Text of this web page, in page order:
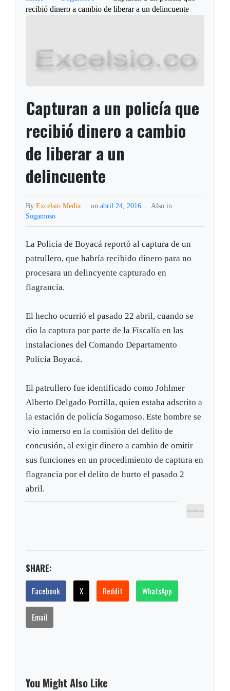
recibió dinero a cambio de liberar a un delincuente
Capturan a un policía que
recibió dinero a cambio
de liberar a un
delincuente
ByExcelsio Media on abril 24, 2016
Also in
Sogamoso
La Policía de Boyacá reportó al captura de un
patrullero, que habría recibido dinero para no
procesara un delincyente capturado en
flagrancia.
El hecho ocurrió el pasado 22 abril, cuando se
dio la captura por parte de la Fiscalía en las
instalaciones del Comando Departamento
Policía Boyacá.
El patrullero fue identificado como Johlmer
Alberto Delgado Portilla, quien estaba adscrito a
la estación de policía Sogamoso. Este hombre se
vio inmerso en la comisión del delito de
concusión, al exigir dinero a cambio de omitir
sus funciones en un procedimiento de captura en
flagrancia por el delito de hurto el pasado 2
abril.
SHARE:
Facebook X Reddit WhatsApp
Email
You Might Also Like